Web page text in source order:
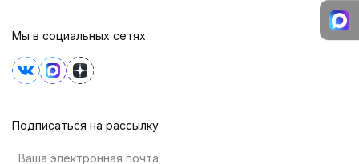
Мы в социальных сетях
Подписаться на рассылку